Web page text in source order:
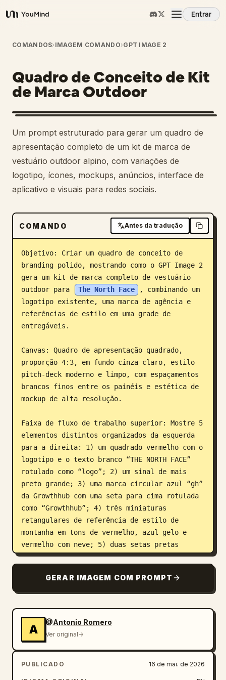
YouMind
Entrar
Visão Geral
Casos de Uso
Habilidades
Prompts
Preços
Blog
Atualizações
COMANDOS› IMAGEM COMANDO›GPT IMAGE 2
Quadro de Conceito de Kit
de Marca Outdoor
Um prompt estruturado para gerar um quadro de
apresentação completo de um kit de marca de
vestuário outdoor alpino, com variações de
logotipo, ícones, mockups, anúncios, interface de
aplicativo e visuais para redes sociais.
COMANDO Antes da tradução
Objetivo: Criar um quadro de conceito de
branding polido, mostrando como o GPT Image 2
gera um kit de marca completo de vestuário
outdoor para
The North Face
, combinando um
logotipo existente, uma marca de agência e
referências de estilo em uma grade de
entregáveis.
Canvas: Quadro de apresentação quadrado,
proporção 4:3, em fundo cinza claro, estilo
pitch-deck moderno e limpo, com espaçamentos
brancos finos entre os painéis e estética de
mockup de alta resolução.
Faixa de fluxo de trabalho superior: Mostre 5
elementos distintos organizados da esquerda
para a direita: 1) um quadrado vermelho com o
logotipo e o texto branco “THE NORTH FACE”
rotulado como “logo”; 2) um sinal de mais
preto grande; 3) uma marca circular azul “gh”
da Growthhub com uma seta para cima rotulada
como “Growthhub”; 4) três miniaturas
retangulares de referência de estilo de
montanha em tons de vermelho, azul gelo e
vermelho com neve; 5) duas setas pretas
curvas apontando para baixo em direção ao
Layout principal: Abaixo da faixa de fluxo de
blocos do kit de marca, com legendas
numeradas em letras pretas pequenas e
maiúsculas. Use uma paleta dominante de
vermelho profundo , branco, preto, cinza
neve e fotografia de montanha. A marca deve
transmitir uma sensação premium, robusta,
GERAR IMAGEM COM PROMPT
A
@Antonio Romero
Ver original
PUBLICADO 16 de mai. de 2026